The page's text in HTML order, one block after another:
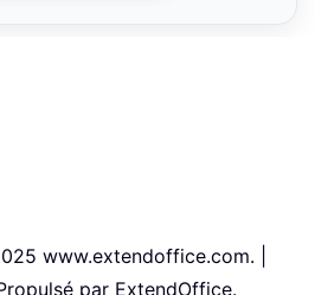
www.extendoffice.com. |
par ExtendOffice.